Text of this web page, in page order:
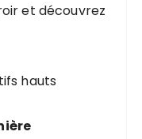
et découvrez
hauts